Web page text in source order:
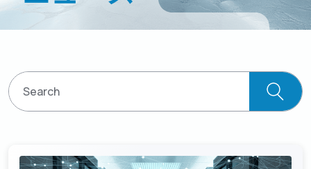
GenieATM FLB
ワンストップマネージドサービスプラットフォーム
GenieAnalyticsシリーズ
ム
インサイト主導のネットワーク最適化
サポート